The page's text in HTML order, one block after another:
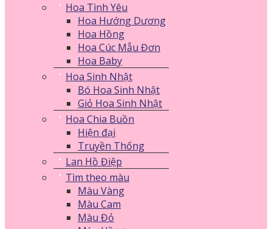
Hoa Tình Yêu
Hoa Hướng Dương
Hoa Hồng
Hoa Cúc Mẫu Đơn
Hoa Baby
Hoa Sinh Nhật
Bó Hoa Sinh Nhật
Giỏ Hoa Sinh Nhật
Hoa Chia Buồn
Hiện đại
Truyền Thống
Lan Hồ Điệp
Tìm theo màu
Màu Vàng
Màu Cam
Màu Đỏ